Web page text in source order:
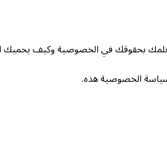
بحقوقك في الخصوصية وكيف يحميك
الخصوصية هذه.